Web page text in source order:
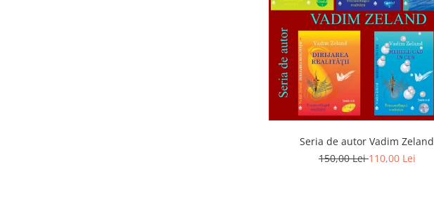
Seria de autor Vadim Zeland
150,00 Lei110,00 Lei